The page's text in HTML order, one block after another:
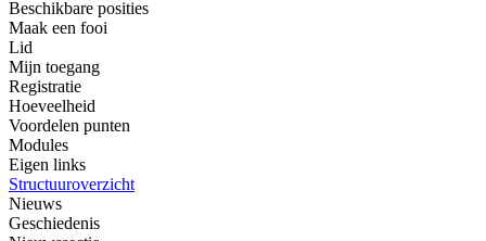
Beschikbare posities
Maak een fooi
Lid
Mijn toegang
Registratie
Hoeveelheid
Voordelen punten
Modules
Eigen links
Structuuroverzicht
Nieuws
Geschiedenis